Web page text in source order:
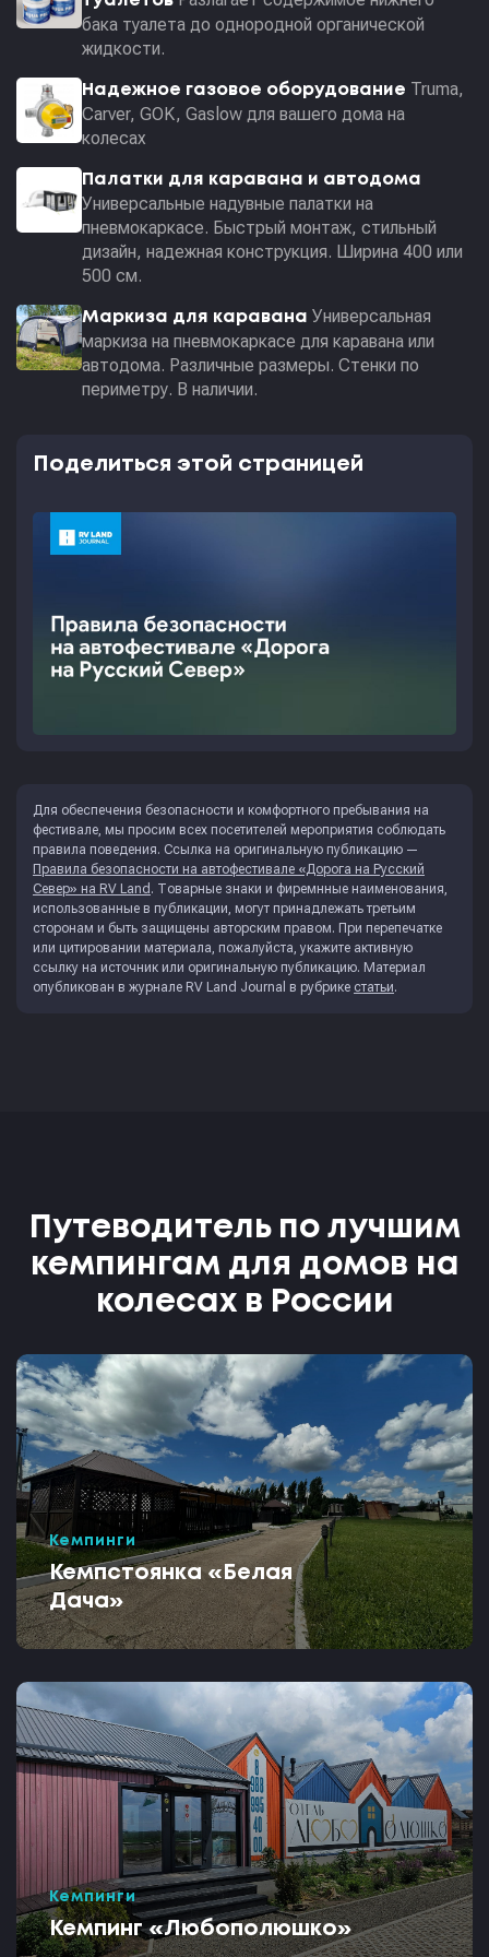
бака туалета до однородной органической
жидкости.
Надежное газовое оборудование Truma,
Carver, GOK, Gaslow для вашего дома на
колесах
Палатки для каравана и автодома
Универсальные надувные палатки на
пневмокаркасе. Быстрый монтаж, стильный
дизайн, надежная конструкция. Ширина 400 или
500 см.
Маркиза для каравана Универсальная
маркиза на пневмокаркасе для каравана или
автодома. Различные размеры. Стенки по
периметру. В наличии.
Поделиться этой страницей
Для обеспечения безопасности и комфортного пребывания на
фестивале, мы просим всех посетителей мероприятия соблюдать
правила поведения. Ссылка на оригинальную публикацию —
Правила безопасности на автофестивале «Дорога на Русский
Север» на RV Land . Товарные знаки и фиремнные наименования,
использованные в публикации, могут принадлежать третьим
сторонам и быть защищены авторским правом. При перепечатке
или цитировании материала, пожалуйста, укажите активную
ссылку на источник или оригинальную публикацию. Материал
опубликован в журнале RV Land Journal в рубрике статьи.
Путеводитель по лучшим
кемпингам для домов на
колесах в России
Кемпинги
Кемпстоянка «Белая
Дача»
Кемпинги
Кемпинг «Любополюшко»